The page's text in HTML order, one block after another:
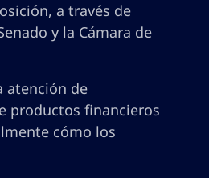
a través de
y la Cámara de
atención de
productos financieros
cómo los